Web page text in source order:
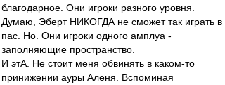
благодарное. Они игроки разного уровня.
Думаю, Эберт НИКОГДА не сможет так играть в
пас. Но. Они игроки одного амплуа -
заполняющие пространство.
И этА. Не стоит меня обвинять в каком-то
принижении ауры Аленя. Вспоминая